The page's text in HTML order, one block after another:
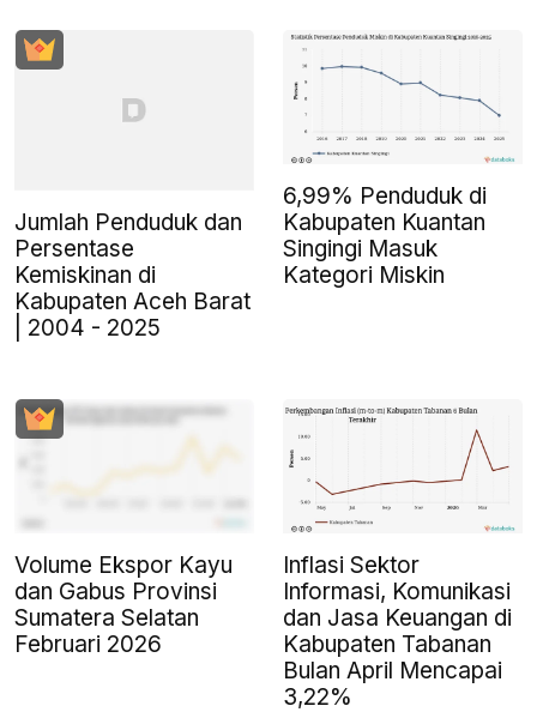
Jumlah Penduduk dan
Persentase
Kemiskinan di
Kabupaten Aceh Barat
| 2004 - 2025
6,99% Penduduk di
Kabupaten Kuantan
Singingi Masuk
Kategori Miskin
Volume Ekspor Kayu
dan Gabus Provinsi
Sumatera Selatan
Februari 2026
Inflasi Sektor
Informasi, Komunikasi
dan Jasa Keuangan di
Kabupaten Tabanan
Bulan April Mencapai
3,22%